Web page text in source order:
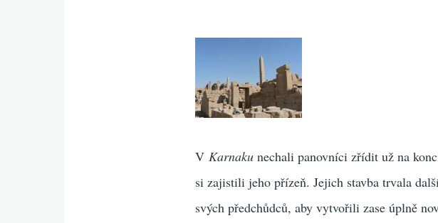
V Karnaku nechali panovníci zřídit už na
si zajistili jeho přízeň. Jejich stavba trvala
svých předchůdců, aby vytvořili zase úplně